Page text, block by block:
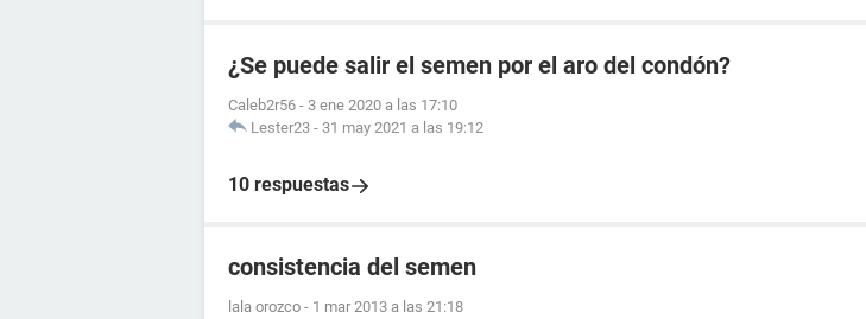
¿Se puede salir el semen por el aro del condón?
Caleb2r56 - 3 ene 2020 a las 17:10
Lester23 - 31 may 2021 a las 19:12
10 respuestas
consistencia del semen
lala orozco - 1 mar 2013 a las 21:18